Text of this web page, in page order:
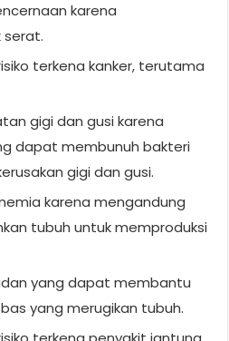
karena
serat.
terkena kanker, terutama
gigi dan gusi karena
dapat membunuh bakteri
gigi dan gusi.
karena mengandung
tubuh untuk memproduksi
yang dapat membantu
yang merugikan tubuh.